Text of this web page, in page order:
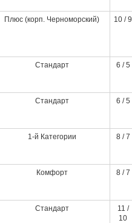
Плюс (корп. Черноморский) 10 / 9
Стандарт 6 / 5
Стандарт 6 / 5
1-й Категории 8 / 7
Комфорт 8 / 7
Стандарт
11 /
10